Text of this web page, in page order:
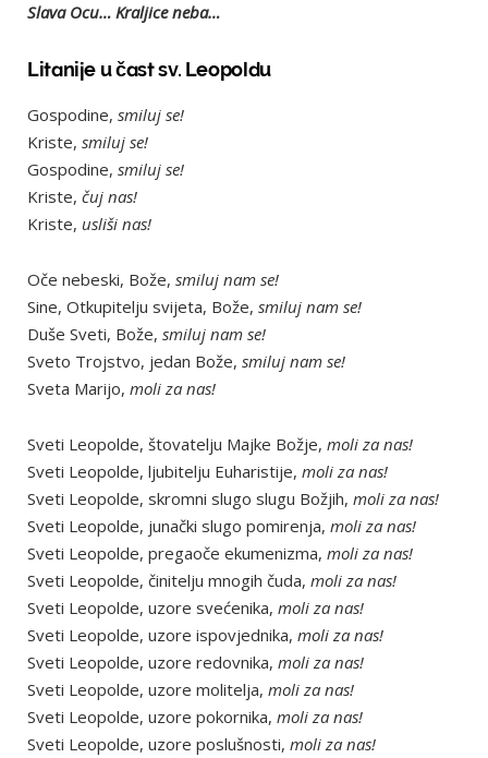
Slava Ocu… Kraljice neba…
Litanije u čast sv. Leopoldu
Gospodine, smiluj se!
Kriste, smiluj se!
Gospodine, smiluj se!
Kriste, čuj nas!
Kriste, usliši nas!
Oče nebeski, Bože, smiluj nam se!
Sine, Otkupitelju svijeta, Bože, smiluj nam se!
Duše Sveti, Bože, smiluj nam se!
Sveto Trojstvo, jedan Bože, smiluj nam se!
Sveta Marijo, moli za nas!
Sveti Leopolde, štovatelju Majke Božje, moli za nas!
Sveti Leopolde, ljubitelju Euharistije, moli za nas!
Sveti Leopolde, skromni slugo slugu Božjih, moli za nas!
Sveti Leopolde, junački slugo pomirenja, moli za nas!
Sveti Leopolde, pregaoče ekumenizma, moli za nas!
Sveti Leopolde, činitelju mnogih čuda, moli za nas!
Sveti Leopolde, uzore svećenika, moli za nas!
Sveti Leopolde, uzore ispovjednika, moli za nas!
Sveti Leopolde, uzore redovnika, moli za nas!
Sveti Leopolde, uzore molitelja, moli za nas!
Sveti Leopolde, uzore pokornika, moli za nas!
Sveti Leopolde, uzore poslušnosti, moli za nas!